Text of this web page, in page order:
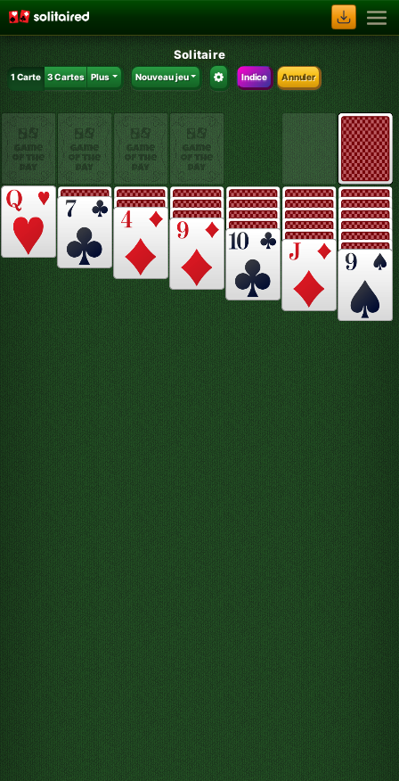
Solitaire
1 Carte 3 Cartes Plus Nouveau jeu Indice Annuler